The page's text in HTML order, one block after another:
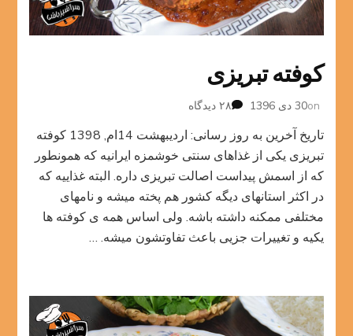
کوفته تبریزی
on30 دی 1396 ۲۸ دیدگاه
تبریزی
تاریخ آخرین به روز رسانی: اردیبهشت 14ام, 1398 کوفته
تبریزی یکی از غذاهای سنتی خوشمزه ایرانیه که همونطور
که از اسمش پیداست اصالت تبریزی داره. البته غذاییه که
در اکثر استانهای دیگه کشور هم پخته میشه و نامهای
مختلفی ممکنه داشته باشه. ولی اساس همه ی کوفته ها
یکیه و تغییرات جزیی باعث تفاوتشون میشه. …